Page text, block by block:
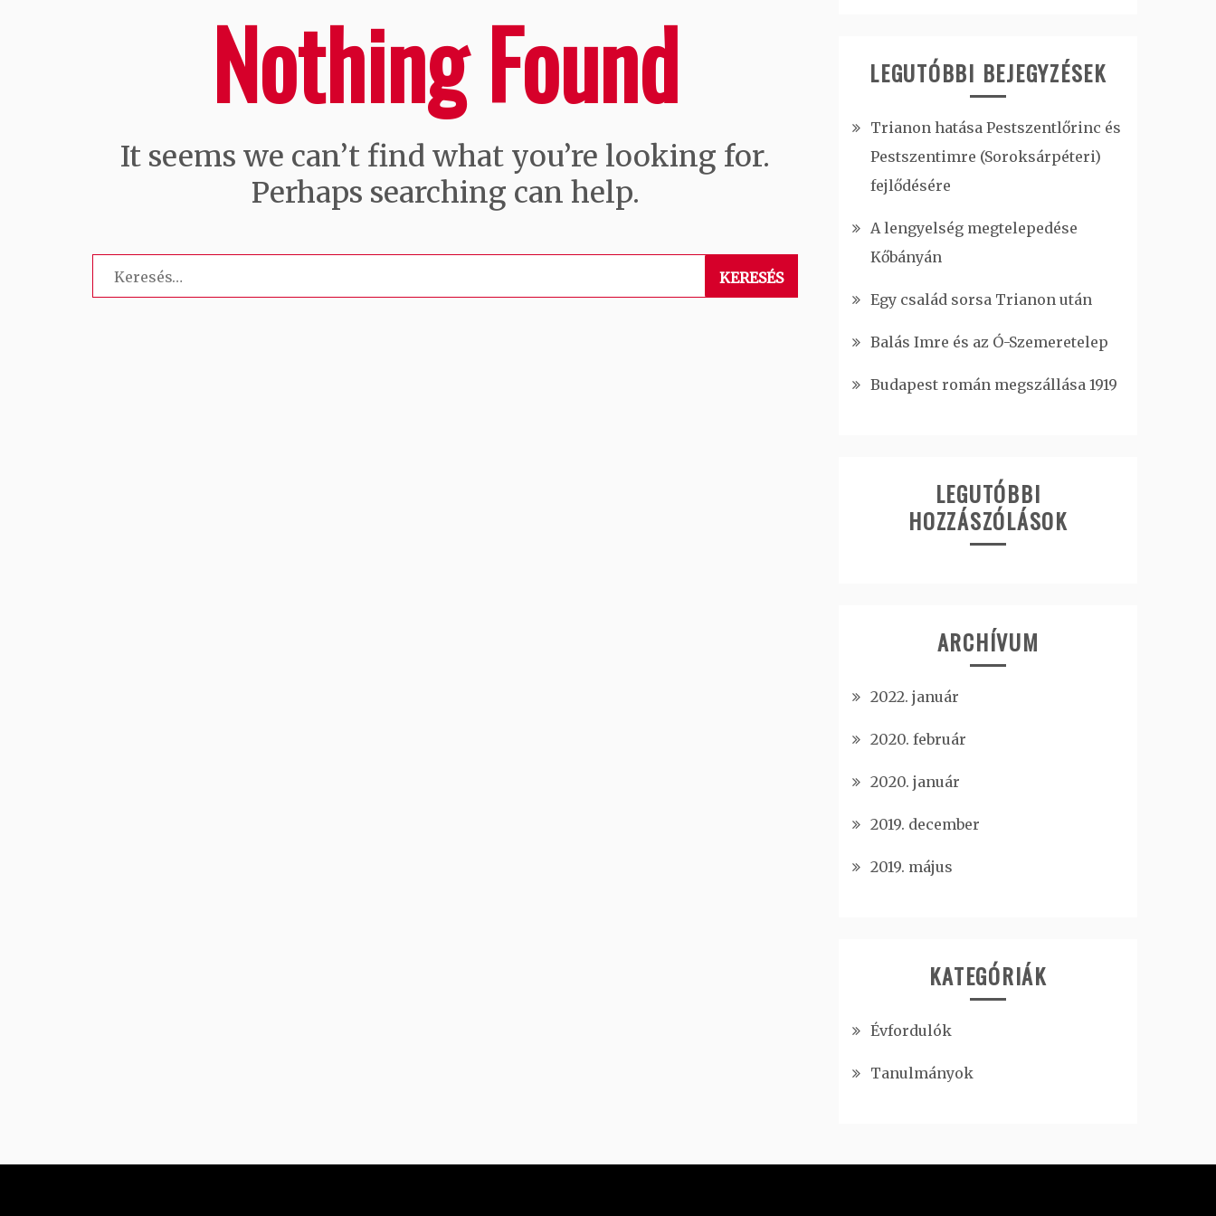
Nothing Found
It seems we can’t find what you’re looking for.
Perhaps searching can help.
Keresés:
LEGUTÓBBI BEJEGYZÉSEK
Trianon hatása Pestszentlőrinc és
Pestszentimre (Soroksárpéteri)
fejlődésére
A lengyelség megtelepedése
Kőbányán
Egy család sorsa Trianon után
Balás Imre és az Ó-Szemeretelep
Budapest román megszállása 1919
LEGUTÓBBI
HOZZÁSZÓLÁSOK
ARCHÍVUM
2022. január
2020. február
2020. január
2019. december
2019. május
KATEGÓRIÁK
Évfordulók
Tanulmányok